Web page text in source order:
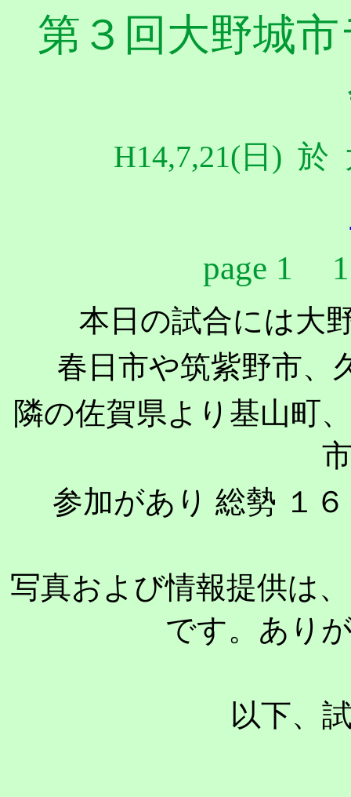
第３回大野城
H14,7,21(日) 於
page 1
本日の試合には大
春日市や筑紫野市、
隣の佐賀県より基山町
参加があり 総勢 １
写真および情報提供は
です。あり
以下、